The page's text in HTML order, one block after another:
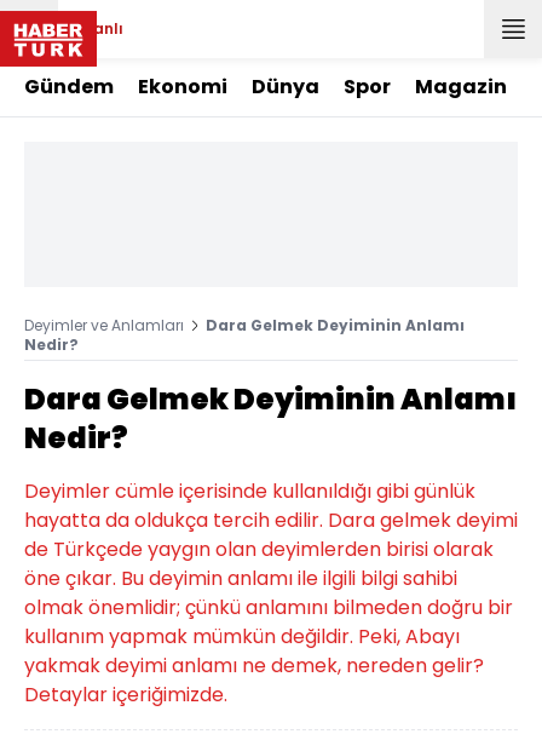
Canlı
Gündem Ekonomi Dünya Spor Magazin
Deyimler ve Anlamları
Dara Gelmek Deyiminin Anlamı
Nedir?
Dara Gelmek Deyiminin Anlamı
Nedir?
Deyimler cümle içerisinde kullanıldığı gibi günlük
hayatta da oldukça tercih edilir. Dara gelmek deyimi
de Türkçede yaygın olan deyimlerden birisi olarak
öne çıkar. Bu deyimin anlamı ile ilgili bilgi sahibi
olmak önemlidir; çünkü anlamını bilmeden doğru bir
kullanım yapmak mümkün değildir. Peki, Abayı
yakmak deyimi anlamı ne demek, nereden gelir?
Detaylar içeriğimizde.